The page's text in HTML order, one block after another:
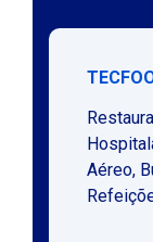
Aéreo,